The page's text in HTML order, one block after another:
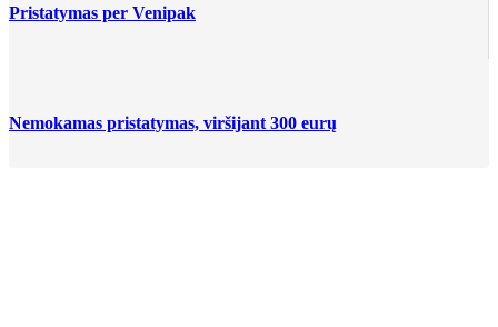
Pristatymas per Venipak
Nemokamas pristatymas, viršijant 300 eurų